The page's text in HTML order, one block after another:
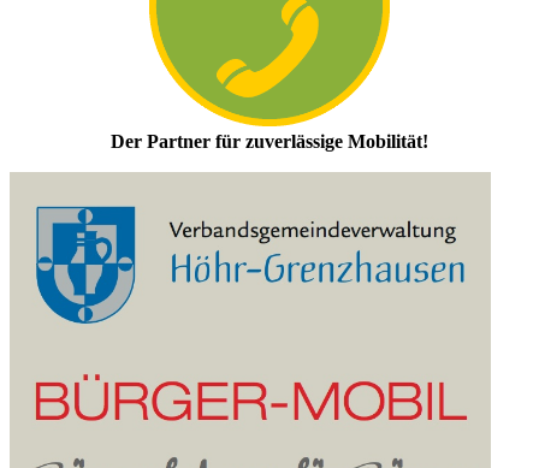
Der Partner für zuverlässige Mobilität!